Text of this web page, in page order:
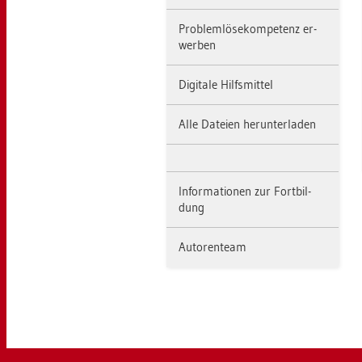
Pro­blem­lö­se­kom­pe­tenz er­
wer­ben
Di­gi­ta­le Hilfs­mit­tel
Alle Da­tei­en her­un­ter­la­den
In­for­ma­tio­nen zur Fort­bil­
dung
Au­to­ren­team